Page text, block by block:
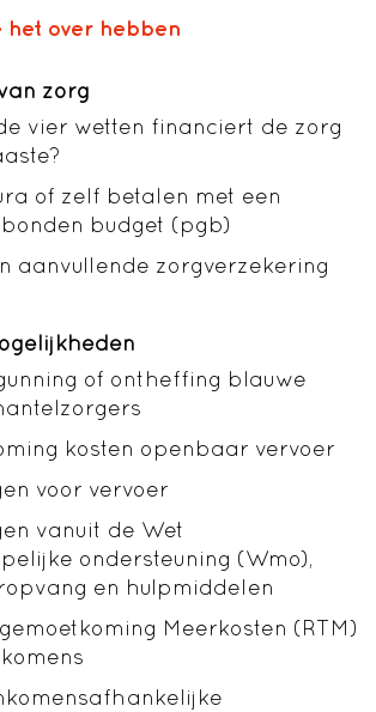
over hebben
zorg
vier wetten financiert de zorg
of zelf betalen met een
budget (pgb)
aanvullende zorgverzekering
of ontheffing blauwe
kosten openbaar vervoer
voor vervoer
vanuit de Wet
ondersteuning (Wmo),
en hulpmiddelen
Meerkosten (RTM)